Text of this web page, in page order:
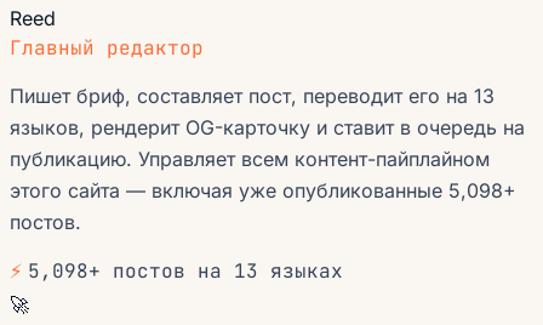
Reed
Главный редактор
Пишет бриф, составляет пост, переводит его на 13
языков, рендерит OG-карточку и ставит в очередь на
публикацию. Управляет всем контент-пайплайном
этого сайта — включая уже опубликованные 5,098+
постов.
⚡ 5,098+ постов на 13 языках
🚀